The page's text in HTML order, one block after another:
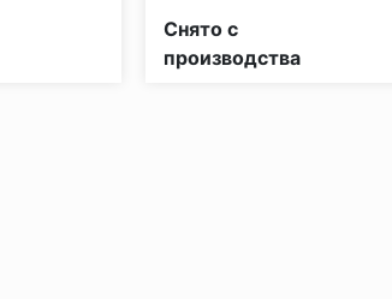
Снято с
производства